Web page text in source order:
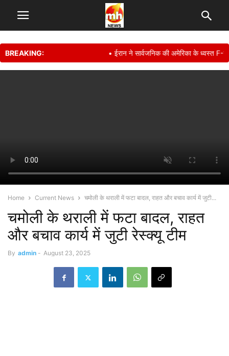
BREAKING: • ईरान ने सार्वजनिक की अमेरिका के ध्वस्त F-
Home Current News चमोली के थराली में फटा बादल, राहत और बचाव कार्य में जुटी...
चमोली के थराली में फटा बादल, राहत
और बचाव कार्य में जुटी रेस्क्यू टीम
By admin - August 23, 2025